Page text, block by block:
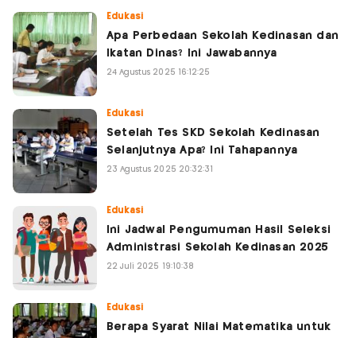
Edukasi
Apa Perbedaan Sekolah Kedinasan dan
Ikatan Dinas? Ini Jawabannya
24 Agustus 2025 16:12:25
Edukasi
Setelah Tes SKD Sekolah Kedinasan
Selanjutnya Apa? Ini Tahapannya
23 Agustus 2025 20:32:31
Edukasi
Ini Jadwal Pengumuman Hasil Seleksi
Administrasi Sekolah Kedinasan 2025
22 Juli 2025 19:10:38
Edukasi
Berapa Syarat Nilai Matematika untuk